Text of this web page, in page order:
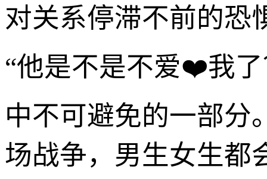
对关系停滞不前的恐
“他是不是不爱❤️我
中不可避免的一部分
场战争，男生女生都